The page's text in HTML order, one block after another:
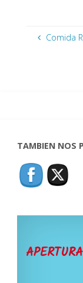
Comida
TAMBIEN NOS